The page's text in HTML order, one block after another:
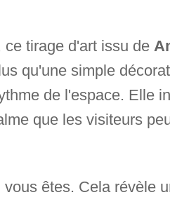
tirage d'art issu de
qu'une simple
de l'espace. Elle
que les visiteurs
êtes. Cela révèle